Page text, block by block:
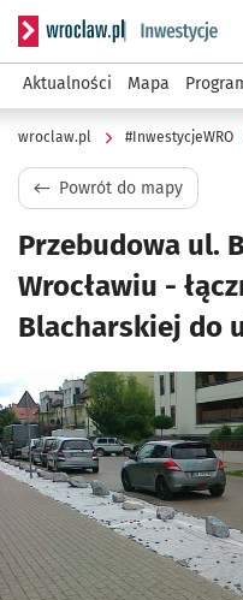
Serwis informacyjny
Aktualności Mapa
wroclaw.pl #InwestycjeWRO
Powrót do mapy
Przebudowa ul.
Wrocławiu -
Blacharskiej do